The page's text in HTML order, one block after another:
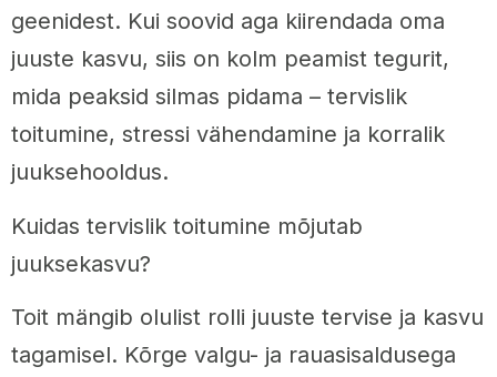
geenidest. Kui soovid aga kiirendada oma
juuste kasvu, siis on kolm peamist tegurit,
mida peaksid silmas pidama – tervislik
toitumine, stressi vähendamine ja korralik
juuksehooldus.
Kuidas tervislik toitumine mõjutab
juuksekasvu?
Toit mängib olulist rolli juuste tervise ja kasvu
tagamisel. Kõrge valgu- ja rauasisaldusega